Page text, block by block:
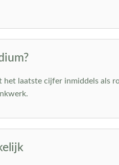
laatste cijfer inmiddels als